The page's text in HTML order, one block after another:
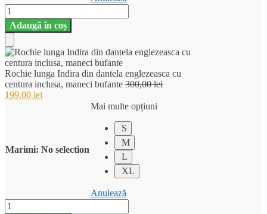
Cantitate
Rochie
lunga
din
dantela
englezeasca
cu
centura
Adaugă în coș
Add
to
Cart
Rochie lunga Indira din dantela englezeasca cu
centura inclusa, maneci bufante 300,00leiPrețul
199,00 lei
Marimi: No selection
Mai multe opțiuni
S
M
L
XL
Anulează
Cantitate